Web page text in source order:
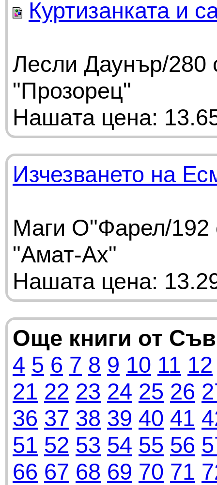
Куртизанката и
Лесли Даунър/280
"Прозорец"
Нашата цена:
Изчезването на
Маги О"Фарел/192
"Амат-Ах"
Нашата цена:
Още книги от
4 5 6 7 8 9 10 11 12
21 22 23 24 25 26
36 37 38 39 40 41
51 52 53 54 55 56
66 67 68 69 70 71